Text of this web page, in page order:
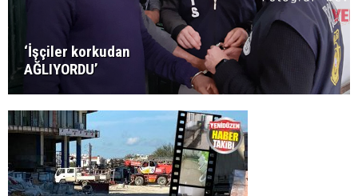
‘İşçiler korkudan
AĞLIYORDU’